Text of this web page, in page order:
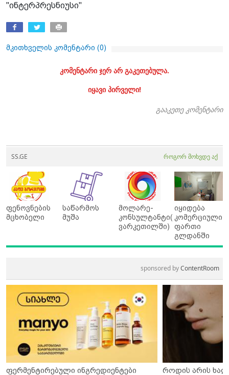
"ინტერპრესნიუსი"
მკითხველის კომენტარი (0)
კომენტარი ჯერ არ გაკეთებულა.
იყავი პირველი!
გააკეთე კომენტარი
SS.GE როგორ მოხვდე აქ
ფენოვნების
მცხობელი
საწარმოს
მუშა
მოლარე-
კონსულტანტი(
ვარკეთილში)
იყიდება
კომერციული
ფართი
გლდანში
sponsored byContentRoom
ფერმენტირებული ინგრედიენტები
როდის არის